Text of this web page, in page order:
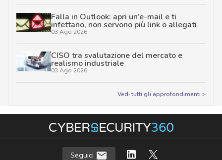
Falla in Outlook: apri un’e-mail e ti
infettano, non servono più link o allegati
03 Ago 2026
CISO tra svalutazione del mercato e
realismo industriale
03 Ago 2026
Vedi tutti gli approfondimenti >
Seguici